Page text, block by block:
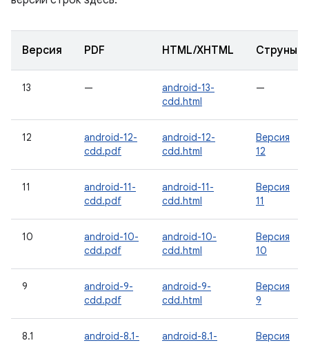
Версия PDF HTML/XHTML Струны
13 —
android-13-
cdd.html
—
12
android-12-
cdd.pdf
android-12-
cdd.html
Версия
12
11
android-11-
cdd.pdf
android-11-
cdd.html
Версия
11
10
android-10-
cdd.pdf
android-10-
cdd.html
Версия
10
9
android-9-
cdd.pdf
android-9-
cdd.html
Версия
9
8.1
android-8.1-
android-8.1-
Версия